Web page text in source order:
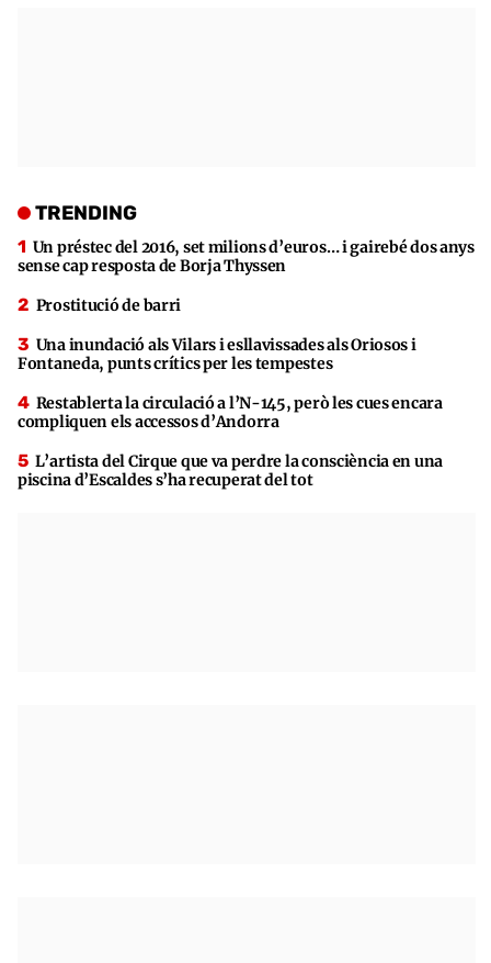
TRENDING
Un préstec del 2016, set milions d’euros… i gairebé dos anys
sense cap resposta de Borja Thyssen
Prostitució de barri
Una inundació als Vilars i esllavissades als Oriosos i
Fontaneda, punts crítics per les tempestes
Restablerta la circulació a l’N-145, però les cues encara
compliquen els accessos d’Andorra
L’artista del Cirque que va perdre la consciència en una
piscina d’Escaldes s’ha recuperat del tot